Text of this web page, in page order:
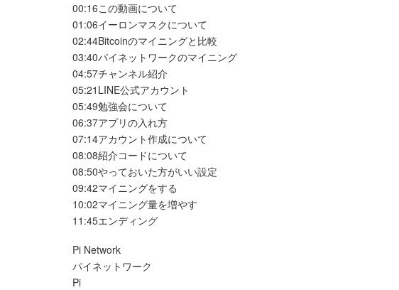
00:16この動画について
01:06イーロンマスクについて
02:44Bitcoinのマイニングと比較
03:40パイネットワークのマイニング
04:57チャンネル紹介
05:21LINE公式アカウント
05:49勉強会について
06:37アプリの入れ方
07:14アカウント作成について
08:08紹介コードについて
08:50やっておいた方がいい設定
09:42マイニングをする
10:02マイニング量を増やす
11:45エンディング
Pi Network
パイネットワーク
Pi